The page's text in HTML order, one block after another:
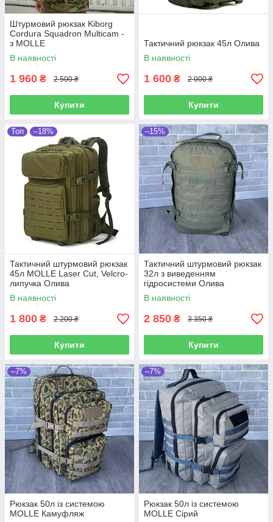
Штурмовий рюкзак Kiborg
Cordura Squadron Multicam -
з MOLLE
В наявності
1 960 ₴ 2 500 ₴
Купити
Тактичний рюкзак 45л Олива
В наявності
1 600 ₴ 2 000 ₴
Купити
Топ –18%
Тактичний штурмовий рюкзак
45л MOLLE Laser Cut, Velcro-
липучка Олива
В наявності
1 800 ₴ 2 200 ₴
Купити
–15%
Тактичний штурмовий рюкзак
32л з виведенням
гідросистеми Олива
В наявності
2 850 ₴ 3 350 ₴
Купити
–7%
Рюкзак 50л із системою
MOLLE Камуфляж
–7%
Рюкзак 50л із системою
MOLLE Сірий